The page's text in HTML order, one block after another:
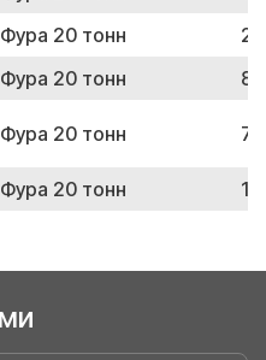
Фура 20 тонн
Фура 20 тонн
Фура 20 тонн
Фура 20 тонн